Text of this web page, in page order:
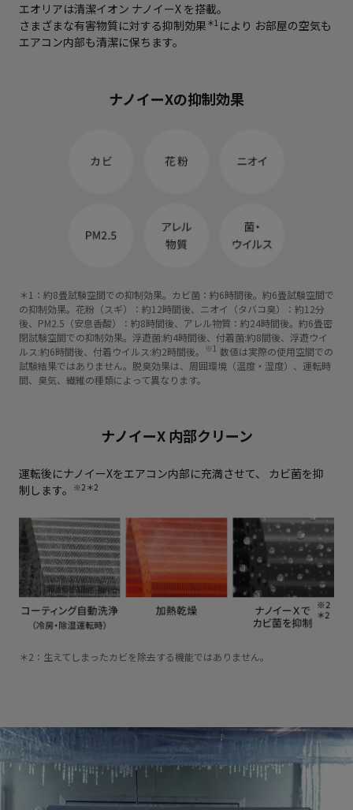
エオリアは清潔イオン ナノイーX を搭載。
さまざまな有害物質に対する抑制効果 ＊1 により お部屋の空気も
エアコン内部も清潔に保ちます。
ナノイーXの抑制効果
＊1：約8畳試験空間での抑制効果。カビ菌：約6時間後。約6畳試験空間で
の抑制効果。花粉（スギ）：約12時間後、ニオイ（タバコ臭）：約12分
後、PM2.5（安息香酸）：約8時間後、アレル物質：約24時間後。約6畳密
閉試験空間での抑制効果。浮遊菌:約4時間後、付着菌:約8間後、浮遊ウイ
ルス:約6時間後、付着ウイルス:約2時間後。 ※1 数値は実際の使用空間での
試験結果ではありません。脱臭効果は、周囲環境（温度・湿度）、運転時
間、臭気、繊維の種類によって異なります。
ナノイーX 内部クリーン
運転後にナノイーXをエアコン内部に充満させて、
カビ菌を抑
制します。
※2＊2
＊2：生えてしまったカビを除去する機能ではありません。